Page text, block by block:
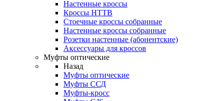
Настенные кроссы
Кроссы HTTB
Стоечные кроссы собранные
Настенные кроссы собранные
Розетки настенные (абонентские)
Аксессуары для кроссов
Муфты оптические
Назад
Муфты оптические
Муфты ССД
Муфты-кросс